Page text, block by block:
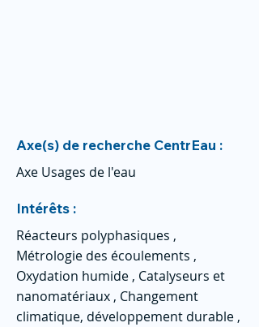
Axe(s) de recherche CentrEau :
Axe Usages de l'eau
Intérêts :
Réacteurs polyphasiques ,
Métrologie des écoulements ,
Oxydation humide , Catalyseurs et
nanomatériaux , Changement
climatique, développement durable ,